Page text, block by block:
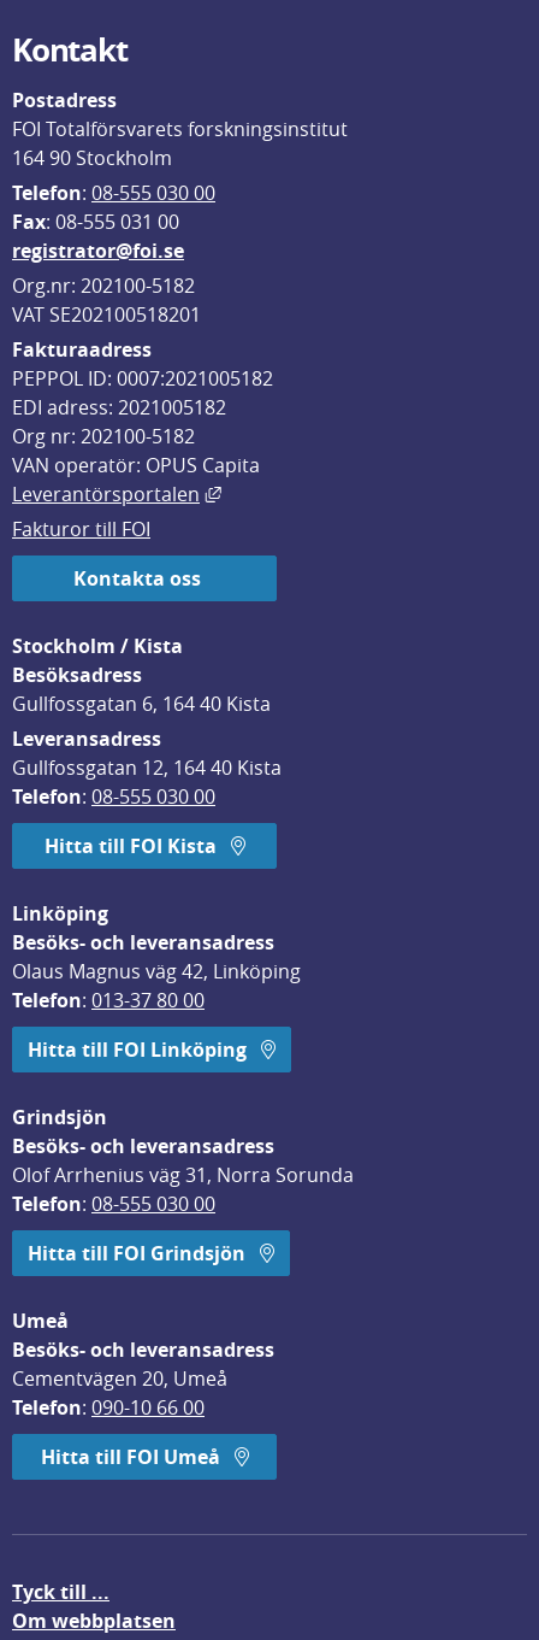
Kontakt
Postadress
FOI Totalförsvarets forskningsinstitut
164 90 Stockholm
Telefon: 08-555 030 00
Fax: 08-555 031 00
registrator@foi.se
Org.nr: 202100-5182
VAT SE202100518201
Fakturaadress
PEPPOL ID: 0007:2021005182
EDI adress: 2021005182
Org nr: 202100-5182
VAN operatör: OPUS Capita
Leverantörsportalen
Länk till annan webbplats, öppnas
Fakturor till FOI
Kontakta oss
Stockholm / Kista
Besöksadress
Gullfossgatan 6, 164 40 Kista
Leveransadress
Gullfossgatan 12, 164 40 Kista
Telefon: 08-555 030 00
Hitta till FOI Kista
Linköping
Besöks- och leveransadress
Olaus Magnus väg 42, Linköping
Telefon: 013-37 80 00
Hitta till FOI Linköping
Grindsjön
Besöks- och leveransadress
Olof Arrhenius väg 31, Norra Sorunda
Telefon: 08-555 030 00
Hitta till FOI Grindsjön
Umeå
Besöks- och leveransadress
Cementvägen 20, Umeå
Telefon: 090-10 66 00
Hitta till FOI Umeå
Tyck till ...
Om webbplatsen